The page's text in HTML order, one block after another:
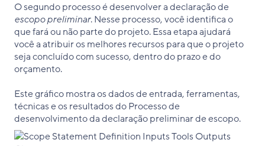
O segundo processo é desenvolver a declaração de
escopopreliminar. Nesse processo, você identifica o
que fará ou não parte do projeto. Essa etapa ajudará
você a atribuir os melhores recursos para que o projeto
seja concluído com sucesso, dentro do prazo e do
orçamento.
Este gráfico mostra os dados de entrada, ferramentas,
técnicas e os resultados do Processo de
desenvolvimento da declaração preliminar de escopo.